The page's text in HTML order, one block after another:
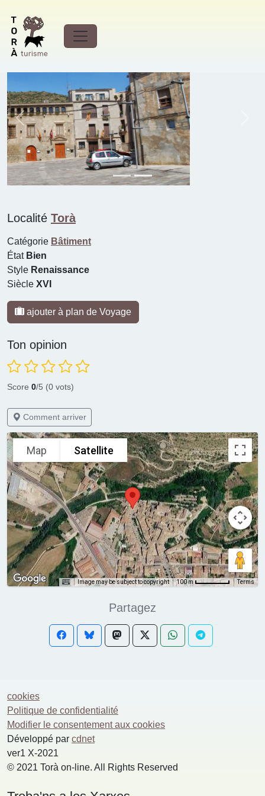
Bâtiment Casa de la Vila (Torà)
Previous
Localité Torà
Catégorie Bâtiment
État Bien
Style Renaissance
Siècle XVI
ajouter à plan de Voyage
Ton opinion
Score 0/5 (0 vots)
Comment arriver
Map Satellite
Image may be subject to copyright 100 m Terms
Partagez
cookies
Politique de confidentialité
Modifier le consentement aux cookies
Développé par cdnet
ver1 X-2021
© 2021 Torà on-line. All Rights Reserved